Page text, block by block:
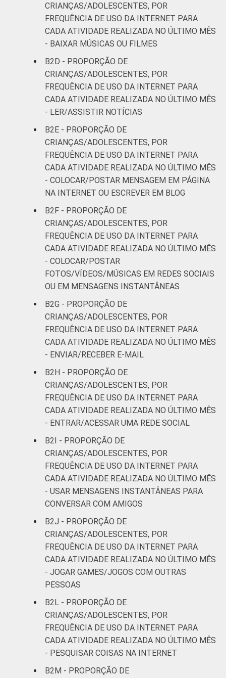
CRIANÇAS/ADOLESCENTES, POR
FREQUÊNCIA DE USO DA INTERNET PARA
CADA ATIVIDADE REALIZADA NO ÚLTIMO MÊS
- BAIXAR MÚSICAS OU FILMES
B2D - PROPORÇÃO DE
CRIANÇAS/ADOLESCENTES, POR
FREQUÊNCIA DE USO DA INTERNET PARA
CADA ATIVIDADE REALIZADA NO ÚLTIMO MÊS
- LER/ASSISTIR NOTÍCIAS
B2E - PROPORÇÃO DE
CRIANÇAS/ADOLESCENTES, POR
FREQUÊNCIA DE USO DA INTERNET PARA
CADA ATIVIDADE REALIZADA NO ÚLTIMO MÊS
- COLOCAR/POSTAR MENSAGEM EM PÁGINA
NA INTERNET OU ESCREVER EM BLOG
B2F - PROPORÇÃO DE
CRIANÇAS/ADOLESCENTES, POR
FREQUÊNCIA DE USO DA INTERNET PARA
CADA ATIVIDADE REALIZADA NO ÚLTIMO MÊS
- COLOCAR/POSTAR
FOTOS/VÍDEOS/MÚSICAS EM REDES SOCIAIS
OU EM MENSAGENS INSTANTÂNEAS
B2G - PROPORÇÃO DE
CRIANÇAS/ADOLESCENTES, POR
FREQUÊNCIA DE USO DA INTERNET PARA
CADA ATIVIDADE REALIZADA NO ÚLTIMO MÊS
- ENVIAR/RECEBER E-MAIL
B2H - PROPORÇÃO DE
CRIANÇAS/ADOLESCENTES, POR
FREQUÊNCIA DE USO DA INTERNET PARA
CADA ATIVIDADE REALIZADA NO ÚLTIMO MÊS
- ENTRAR/ACESSAR UMA REDE SOCIAL
B2I - PROPORÇÃO DE
CRIANÇAS/ADOLESCENTES, POR
FREQUÊNCIA DE USO DA INTERNET PARA
CADA ATIVIDADE REALIZADA NO ÚLTIMO MÊS
- USAR MENSAGENS INSTANTÂNEAS PARA
CONVERSAR COM AMIGOS
B2J - PROPORÇÃO DE
CRIANÇAS/ADOLESCENTES, POR
FREQUÊNCIA DE USO DA INTERNET PARA
CADA ATIVIDADE REALIZADA NO ÚLTIMO MÊS
- JOGAR GAMES/JOGOS COM OUTRAS
PESSOAS
B2L - PROPORÇÃO DE
CRIANÇAS/ADOLESCENTES, POR
FREQUÊNCIA DE USO DA INTERNET PARA
CADA ATIVIDADE REALIZADA NO ÚLTIMO MÊS
- PESQUISAR COISAS NA INTERNET
B2M - PROPORÇÃO DE